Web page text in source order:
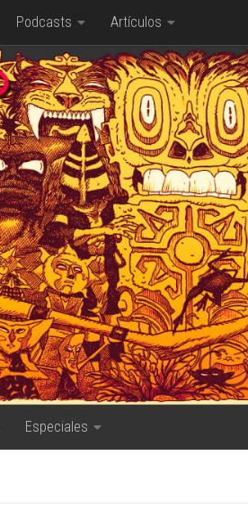
Podcasts Artículos
Especiales